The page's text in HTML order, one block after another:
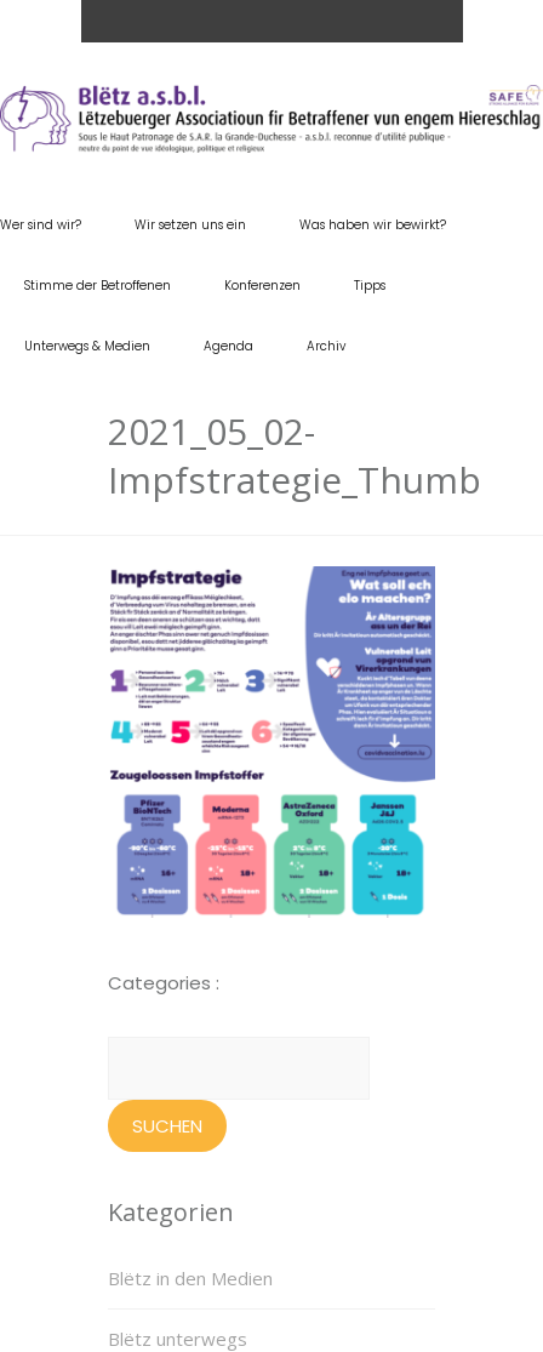
Wer sind wir? Wir setzen uns ein Was haben wir bewirkt?
Stimme der Betroffenen Konferenzen Tipps
Unterwegs & Medien Agenda Archiv
2021_05_02-
Impfstrategie_Thumb
Categories :
Kategorien
Blëtz in den Medien
Blëtz unterwegs